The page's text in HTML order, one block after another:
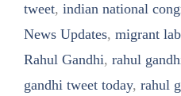
tweet, indian national
News Updates, migrant
Rahul Gandhi, rahul
gandhi tweet today, rahul